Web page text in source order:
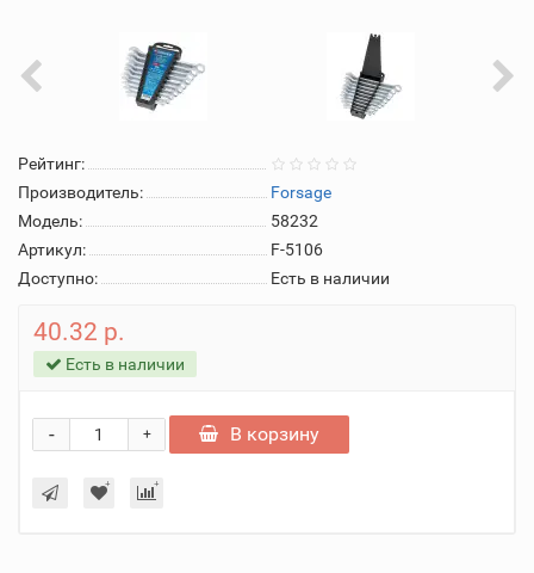
Рейтинг:
Производитель:
Forsage
Модель:
58232
Артикул:
F-5106
Доступно:
Есть в наличии
40.32 р.
Есть в наличии
+
- В корзину